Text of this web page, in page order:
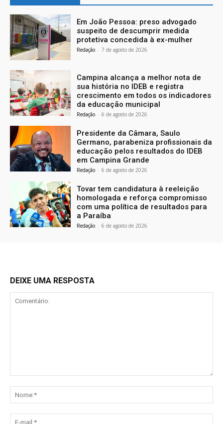
Em João Pessoa: preso advogado
suspeito de descumprir medida
protetiva concedida à ex-mulher
Redação - 7 de agosto de 2026
Campina alcança a melhor nota de
sua história no IDEB e registra
crescimento em todos os indicadores
da educação municipal
Redação - 6 de agosto de 2026
Presidente da Câmara, Saulo
Germano, parabeniza profissionais da
educação pelos resultados do IDEB
em Campina Grande
Redação - 6 de agosto de 2026
Tovar tem candidatura à reeleição
homologada e reforça compromisso
com uma política de resultados para
a Paraíba
Redação - 6 de agosto de 2026
DEIXE UMA RESPOSTA